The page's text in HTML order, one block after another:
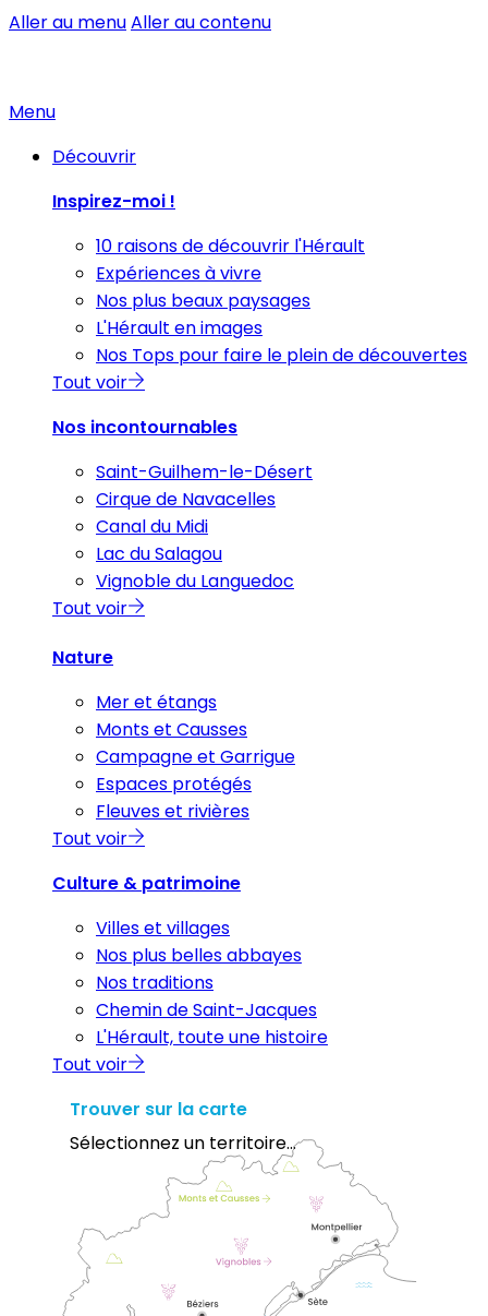
Aller au menuAller au contenu
Menu
Découvrir
Inspirez-moi !
10 raisons de découvrir l'Hérault
Expériences à vivre
Nos plus beaux paysages
L'Hérault en images
Nos Tops pour faire le plein de découvertes
Tout voir
Nos incontournables
Saint-Guilhem-le-Désert
Cirque de Navacelles
Canal du Midi
Lac du Salagou
Vignoble du Languedoc
Tout voir
Nature
Mer et étangs
Monts et Causses
Campagne et Garrigue
Espaces protégés
Fleuves et rivières
Tout voir
Culture & patrimoine
Villes et villages
Nos plus belles abbayes
Nos traditions
Chemin de Saint-Jacques
L'Hérault, toute une histoire
Tout voir
Trouver sur la carte
Sélectionnez un territoire...